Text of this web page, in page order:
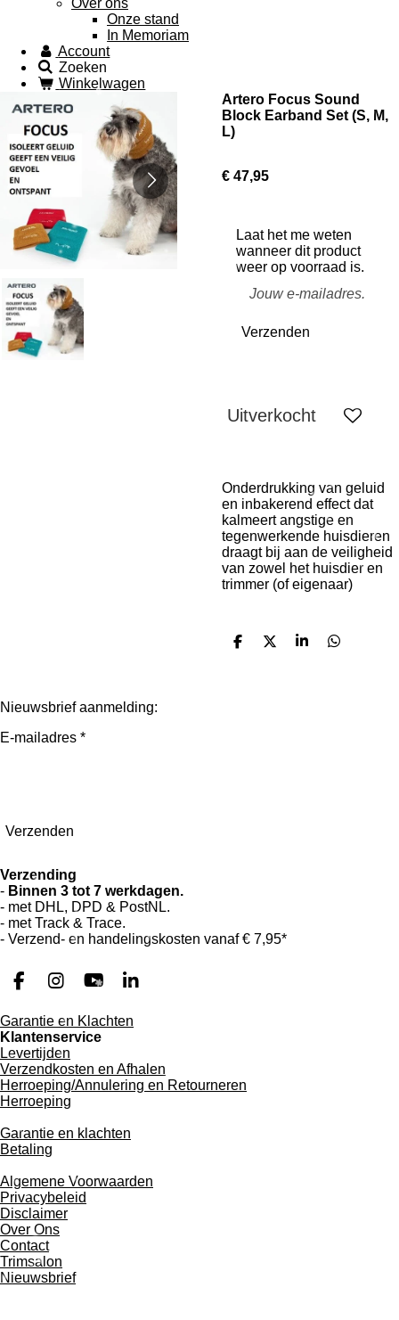
Over ons
Onze stand
In Memoriam
Account
Zoeken
Winkelwagen
Artero Focus Sound
Block Earband Set (S, M,
L)
€ 47,95
Laat het me weten
wanneer dit product
weer op voorraad is.
Verzenden
Uitverkocht
Onderdrukking van geluid
en inbakerend effect dat
kalmeert angstige en
tegenwerkende huisdieren
draagt bij aan de veiligheid
van zowel het huisdier en
trimmer (of eigenaar)
D
D
S
D
Nieuwsbrief aanmelding:
E-mailadres *
Verzenden
Verzending
- Binnen 3 tot 7 werkdagen.
- met DHL, DPD & PostNL.
- met Track & Trace.
- Verzend- en handelingskosten vanaf € 7,95*
F
c
e
b
o
o
k
I
s
t
a
g
r
a
Y
u
T
b
e
L
n
d
I
Garantie en Klachten
Klantenservice
Levertijden
Verzendkosten en Afhalen
Herroeping/Annulering en Retourneren
Herroeping
Garantie en klachten
Betaling
Algemene Voorwaarden
Privacybeleid
Disclaimer
Over Ons
Contact
Trimsalon
Nieuwsbrief